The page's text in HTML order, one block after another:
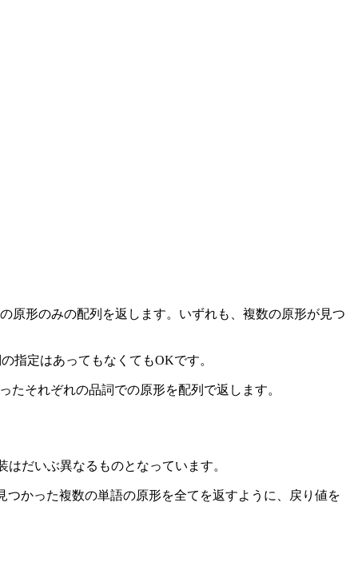
原形のみの配列を返します。いずれも、複数の原形が見つ
指定はあってもなくてもOKです。
たそれぞれの品詞での原形を配列で返します。
はだいぶ異なるものとなっています。
つかった複数の単語の原形を全てを返すように、戻り値を